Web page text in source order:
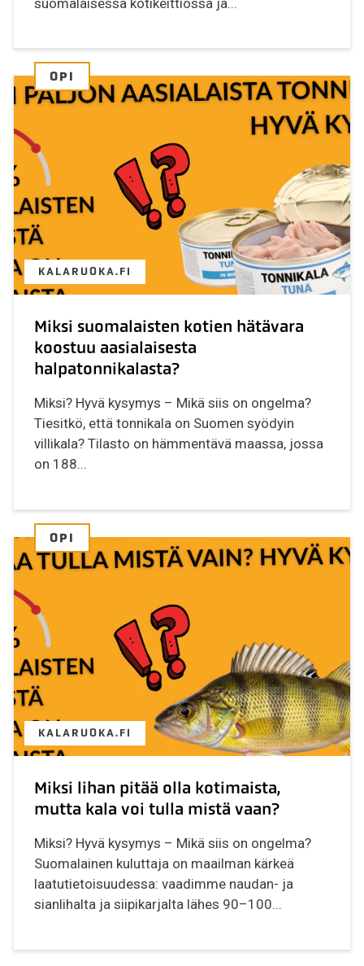
OPI
KALARUOKA.FI
Miksi suomalaisten kotien hätävara
koostuu aasialaisesta
halpatonnikalasta?
Miksi? Hyvä kysymys – Mikä siis on ongelma?
Tiesitkö, että tonnikala on Suomen syödyin
villikala? Tilasto on hämmentävä maassa, jossa
on 188...
OPI
KALARUOKA.FI
Miksi lihan pitää olla kotimaista,
mutta kala voi tulla mistä vaan?
Miksi? Hyvä kysymys – Mikä siis on ongelma?
Suomalainen kuluttaja on maailman kärkeä
laatutietoisuudessa: vaadimme naudan- ja
sianlihalta ja siipikarjalta lähes 90–100...